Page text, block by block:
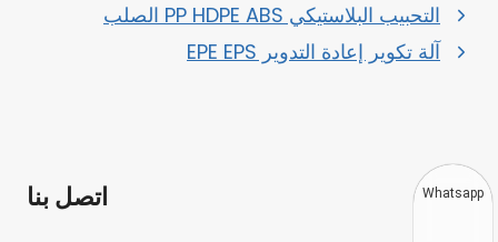
التحبيب البلاستيكي PP HDPE ABS الصلب
آلة تكوير إعادة التدوير EPE EPS
اتصل بنا Whatsapp